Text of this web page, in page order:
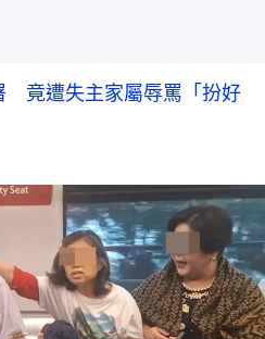
竟遭失主家屬辱罵「扮好